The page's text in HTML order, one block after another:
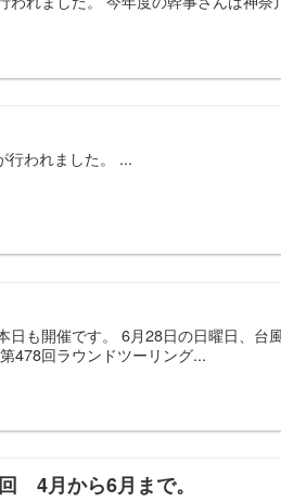
行われました。 ...
も開催です。 6月28日の日曜日、台
478回ラウンドツーリング...
4月から6月まで。